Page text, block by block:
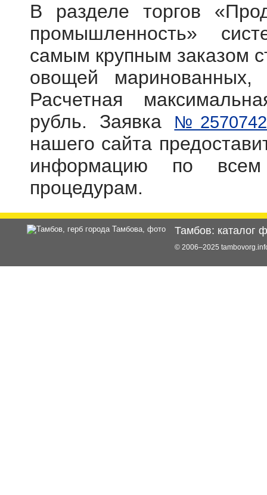
В разделе торгов
промышленность»
самым крупным заказом
овощей маринованных,
Расчетная
рубль. Заявка
нашего сайта
информацию по всем
процедурам.
Тамбов: каталог
© 2006–2025